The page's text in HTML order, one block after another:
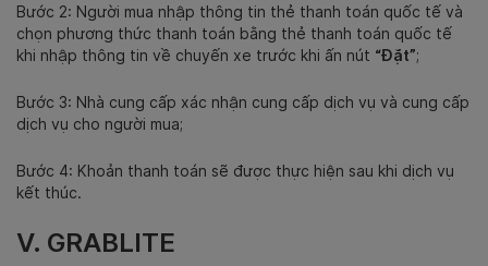
Bước 2: Người mua nhập thông tin thẻ thanh toán quốc tế và
chọn phương thức thanh toán bằng thẻ thanh toán quốc tế
khi nhập thông tin về chuyến xe trước khi ấn nút “Đặt”;
Bước 3: Nhà cung cấp xác nhận cung cấp dịch vụ và cung cấp
dịch vụ cho người mua;
Bước 4: Khoản thanh toán sẽ được thực hiện sau khi dịch vụ
kết thúc.
V. GRABLITE